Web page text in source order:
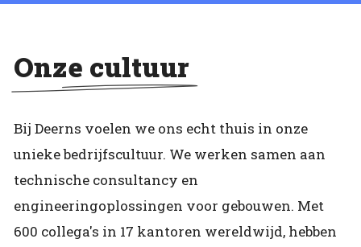
Onze cultuur
Bij Deerns voelen we ons echt thuis in onze
unieke bedrijfscultuur. We werken samen aan
technische consultancy en
engineeringoplossingen voor gebouwen. Met
600 collega's in 17 kantoren wereldwijd, hebben